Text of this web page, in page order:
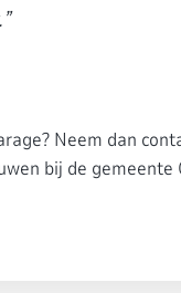
Neem dan
bij de gemeente